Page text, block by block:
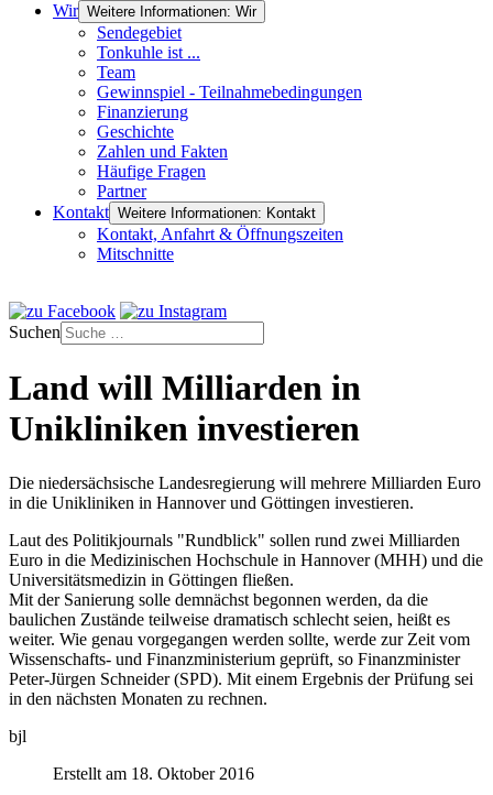
Wir Weitere Informationen: Wir
Sendegebiet
Tonkuhle ist ...
Team
Gewinnspiel - Teilnahmebedingungen
Finanzierung
Geschichte
Zahlen und Fakten
Häufige Fragen
Partner
Kontakt Weitere Informationen: Kontakt
Kontakt, Anfahrt & Öffnungszeiten
Mitschnitte
Suchen
Land will Milliarden in
Unikliniken investieren
Die niedersächsische Landesregierung will mehrere Milliarden Euro
in die Unikliniken in Hannover und Göttingen investieren.
Laut des Politikjournals "Rundblick" sollen rund zwei Milliarden
Euro in die Medizinischen Hochschule in Hannover (MHH) und die
Universitätsmedizin in Göttingen fließen.
Mit der Sanierung solle demnächst begonnen werden, da die
baulichen Zustände teilweise dramatisch schlecht seien, heißt es
weiter. Wie genau vorgegangen werden sollte, werde zur Zeit vom
Wissenschafts- und Finanzministerium geprüft, so Finanzminister
Peter-Jürgen Schneider (SPD). Mit einem Ergebnis der Prüfung sei
in den nächsten Monaten zu rechnen.
bjl
Erstellt am 18. Oktober 2016